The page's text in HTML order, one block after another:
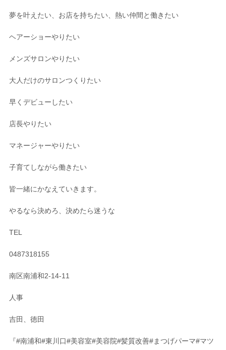
夢を叶えたい、お店を持ちたい、熱い仲間と働きたい
ヘアーショーやりたい
メンズサロンやりたい
大人だけのサロンつくりたい
早くデビューしたい
店長やりたい
マネージャーやりたい
子育てしながら働きたい
皆一緒にかなえていきます。
やるなら決めろ、決めたら迷うな
TEL
0487318155
南区南浦和2-14-11
人事
吉田、徳田
『#南浦和#東川口#美容室#美容院#髪質改善#まつげパーマ#マツ